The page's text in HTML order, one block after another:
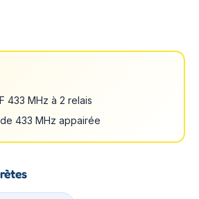
433 MHz à 2 relais
433 MHz appairée